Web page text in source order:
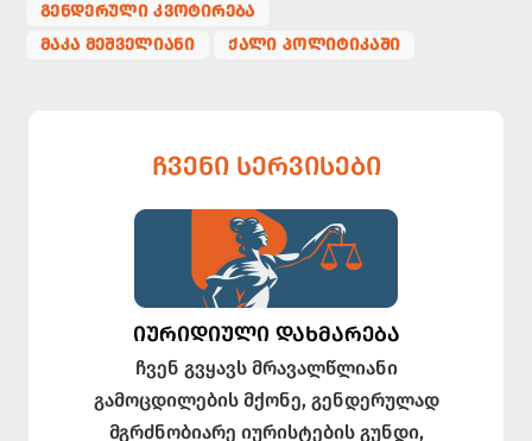
ᲒᲔᲜᲓᲔᲠᲣᲚᲘ ᲙᲕᲝᲢᲘᲠᲔᲑᲐ
ᲛᲐᲙᲐ ᲛᲔᲨᲕᲔᲚᲘᲐᲜᲘ
ᲥᲐᲚᲘ ᲞᲝᲚᲘᲢᲘᲙᲐᲨᲘ
ᲩᲕᲔᲜᲘ ᲡᲔᲠᲕᲘᲡᲔᲑᲘ
ᲘᲣᲠᲘᲓᲘᲣᲚᲘ ᲓᲐᲮᲛᲐᲠᲔᲑᲐ
ჩვენ გვყავს მრავალწლიანი
გამოცდილების მქონე, გენდერულად
მგრძნობიარე იურისტების გუნდი,